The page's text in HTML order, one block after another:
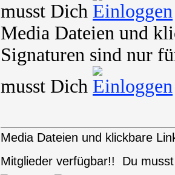
musst Dich
Media Dateien und
Signaturen sind nur
musst Dich
Media Dateien und klickbare
Mitglieder verfügbar!! Du